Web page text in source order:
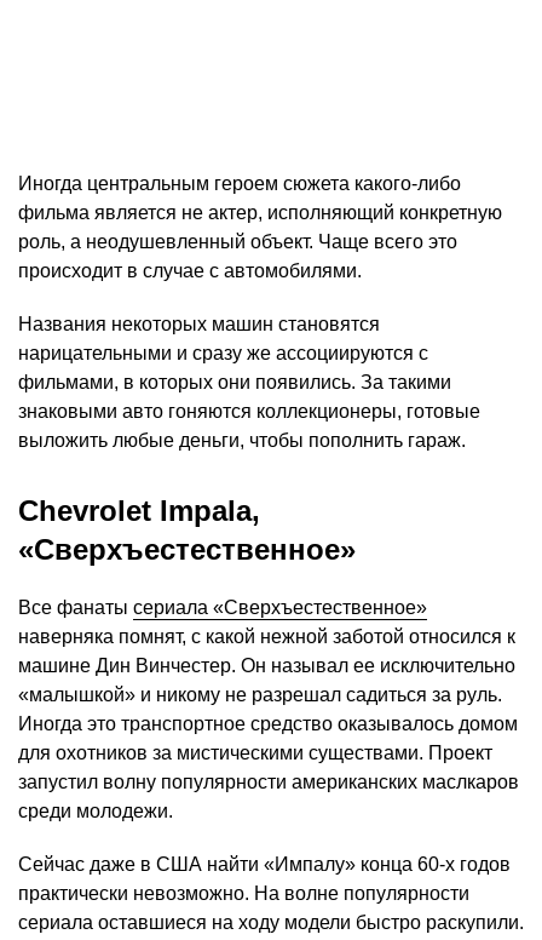
Иногда центральным героем сюжета какого-либо
фильма является не актер, исполняющий конкретную
роль, а неодушевленный объект. Чаще всего это
происходит в случае с автомобилями.
Названия некоторых машин становятся
нарицательными и сразу же ассоциируются с
фильмами, в которых они появились. За такими
знаковыми авто гоняются коллекционеры, готовые
выложить любые деньги, чтобы пополнить гараж.
Chevrolet Impala,
«Сверхъестественное»
Все фанаты сериала «Сверхъестественное»
наверняка помнят, с какой нежной заботой относился к
машине Дин Винчестер. Он называл ее исключительно
«малышкой» и никому не разрешал садиться за руль.
Иногда это транспортное средство оказывалось домом
для охотников за мистическими существами. Проект
запустил волну популярности американских маслкаров
среди молодежи.
Сейчас даже в США найти «Импалу» конца 60-х годов
практически невозможно. На волне популярности
сериала оставшиеся на ходу модели быстро раскупили.